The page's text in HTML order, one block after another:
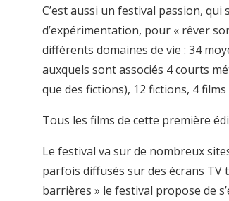
C’est aussi un festival passion,
d’expérimentation, pour « rêver
différents domaines de vie : 34
auxquels sont associés 4 courts
que des fictions), 12 fictions, 4
Tous les films de cette première
Le festival va sur de nombreux
parfois diffusés sur des écrans
barrières » le festival propose de